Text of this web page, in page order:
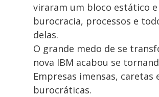
viraram um bloco estático e
burocracia, processos e
delas.
O grande medo de se
nova IBM acabou se
Empresas imensas, caretas
burocráticas.